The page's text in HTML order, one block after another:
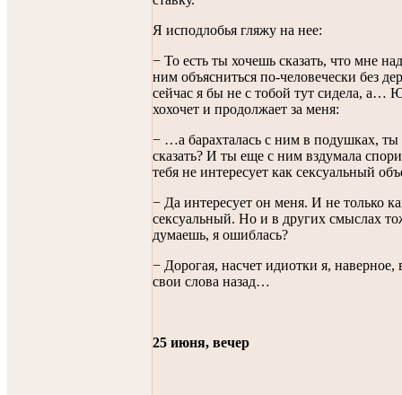
Я исподлобья гляжу на нее:
− То есть ты хочешь сказать, что мне
ним объясниться по-человечески без
сейчас я бы не с тобой тут сидела, а…
хохочет и продолжает за меня:
− …а барахталась с ним в подушках, ты
сказать? И ты еще с ним вздумала
тебя не интересует как сексуальный
− Да интересует он меня. И не только
сексуальный. Но и в других смыслах
думаешь, я ошиблась?
− Дорогая, насчет идиотки я, наверное,
свои слова назад…
25 июня, вечер